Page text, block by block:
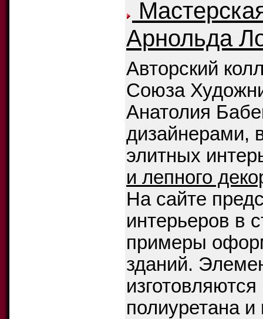
Арнольда
Авторский
Союза
Анатолия
дизайнерами,
элитных
и лепного
На сайте
интерьеров в
примеры
зданий.
полиуретана